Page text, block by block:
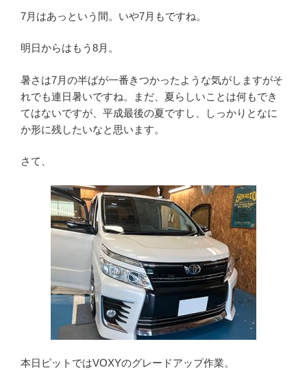
7月はあっという間。いや7月もですね。
明日からはもう8月。
暑さは7月の半ばが一番きつかったような気がしますがそ
れでも連日暑いですね。まだ、夏らしいことは何もでき
てはないですが、平成最後の夏ですし、しっかりとなに
か形に残したいなと思います。
さて、
本日ピットではVOXYのグレードアップ作業。